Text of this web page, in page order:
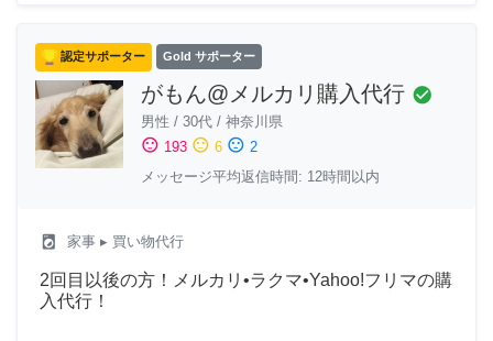
認定サポーター Gold サポーター
がもん@メルカリ購入代行 check_circle
男性 / 30代 / 神奈川県
sentiment_satisfied 193 sentiment_neutral 6 sentiment_dissatisfied 2
メッセージ平均返信時間: 12時間以内
local_laundry_service 家事 ▸ 買い物代行
2回目以後の方！メルカリ•ラクマ•Yahoo!フリマの購
入代行！